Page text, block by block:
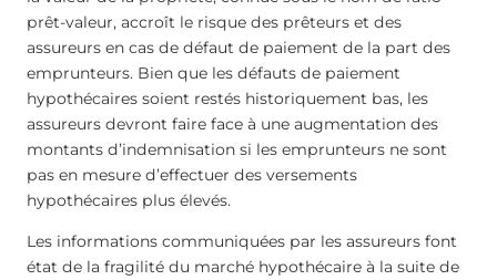
prêt-valeur, accroît le risque des prêteurs et des
assureurs en cas de défaut de paiement de la part des
emprunteurs. Bien que les défauts de paiement
hypothécaires soient restés historiquement bas, les
assureurs devront faire face à une augmentation des
montants d’indemnisation si les emprunteurs ne sont
pas en mesure d’effectuer des versements
hypothécaires plus élevés.
Les informations communiquées par les assureurs font
état de la fragilité du marché hypothécaire à la suite de